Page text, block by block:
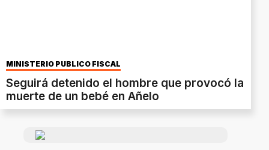
MINISTERIO PÚBLICO FISCAL
Seguirá detenido el hombre que provocó la
muerte de un bebé en Añelo